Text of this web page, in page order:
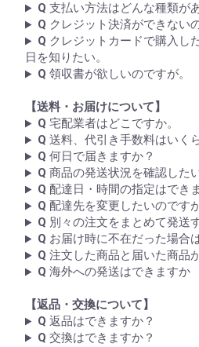
Q 支払い方法はどんな種類が
Q クレジット決済ができない
Q クレジットカードで購入し
日を知りたい。
Q 領収書が欲しいのですが。
【送料・お届けについて】
Q 宅配業者はどこですか。
Q 送料、代引き手数料はいく
Q 何日で届きますか？
Q 商品の発送状況を確認したい
Q 配達日・時間の指定はでき
Q 配達先を変更したいのですが
Q 別々の注文をまとめて発送
Q お届け時に不在だった場合
Q 注文した商品と届いた商品
Q 海外への発送はできますか
【返品・交換について】
Q 返品はできますか？
Q 交換はできますか？